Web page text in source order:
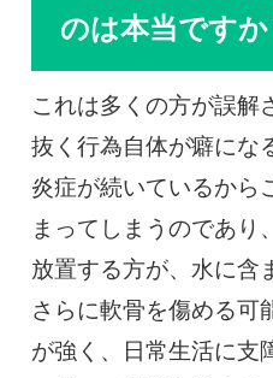
のは本当ですか
これは多くの方が誤解
抜く行為自体が癖にな
炎症が続いているから
まってしまうのであり
放置する方が、水に含
さらに軟骨を傷める可
が強く、日常生活に支